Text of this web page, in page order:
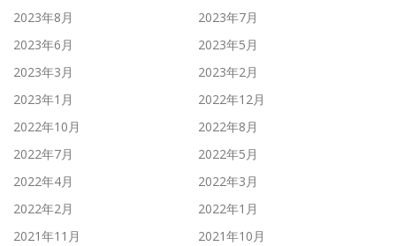
2023年8月
2023年7月
2023年6月
2023年5月
2023年3月
2023年2月
2023年1月
2022年12月
2022年10月
2022年8月
2022年7月
2022年5月
2022年4月
2022年3月
2022年2月
2022年1月
2021年11月
2021年10月